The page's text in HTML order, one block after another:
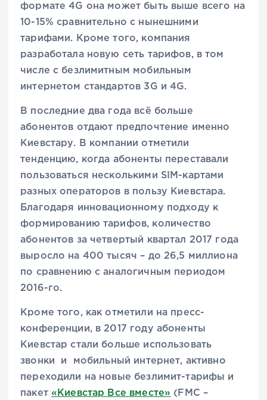
формате 4G она может быть выше всего на
10-15% сравнительно с нынешними
тарифами. Кроме того, компания
разработала новую сеть тарифов, в том
числе с безлимитным мобильным
интернетом стандартов 3G и 4G.
В последние два года всё больше
абонентов отдают предпочтение именно
Киевстару. В компании отметили
тенденцию, когда абоненты переставали
пользоваться несколькими SIM-картами
разных операторов в пользу Киевстара.
Благодаря инновационному подходу к
формированию тарифов, количество
абонентов за четвертый квартал 2017 года
выросло на 400 тысяч – до 26,5 миллиона
по сравнению с аналогичным периодом
2016-го.
Кроме того, как отметили на пресс-
конференции, в 2017 году абоненты
Киевстар стали больше использовать
звонки и мобильный интернет, активно
переходили на новые безлимит-тарифы и
пакет «Киевстар Все вместе» (FMC –